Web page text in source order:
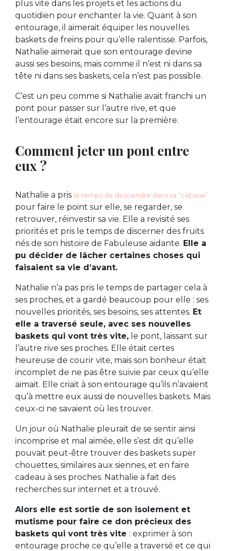
plus vite dans les projets et les actions du
quotidien pour enchanter la vie. Quant à son
entourage, il aimerait équiper les nouvelles
baskets de freins pour qu’elle ralentisse. Parfois,
Nathalie aimerait que son entourage devine
aussi ses besoins, mais comme il n’est ni dans sa
tête ni dans ses baskets, cela n’est pas possible.
C’est un peu comme si Nathalie avait franchi un
pont pour passer sur l’autre rive, et que
l’entourage était encore sur la première.
Comment jeter un pont entre
eux ?
Nathalie a pris le temps de descendre dans sa “cabane”
pour faire le point sur elle, se regarder, se
retrouver, réinvestir sa vie. Elle a revisité ses
priorités et pris le temps de discerner des fruits
nés de son histoire de Fabuleuse aidante. Elle a
pu décider de lâcher certaines choses qui
faisaient sa vie d’avant.
Nathalie n’a pas pris le temps de partager cela à
ses proches, et a gardé beaucoup pour elle : ses
nouvelles priorités, ses besoins, ses attentes. Et
elle a traversé seule, avec ses nouvelles
baskets qui vont très vite, le pont, laissant sur
l’autre rive ses proches. Elle était certes
heureuse de courir vite, mais son bonheur était
incomplet de ne pas être suivie par ceux qu’elle
aimait. Elle criait à son entourage qu’ils n’avaient
qu’à mettre eux aussi de nouvelles baskets. Mais
ceux-ci ne savaient où les trouver.
Un jour où Nathalie pleurait de se sentir ainsi
incomprise et mal aimée, elle s’est dit qu’elle
pouvait peut-être trouver des baskets super
chouettes, similaires aux siennes, et en faire
cadeau à ses proches. Nathalie a fait des
recherches sur internet et a trouvé.
Alors elle est sortie de son isolement et
mutisme pour faire ce don précieux des
baskets qui vont très vite : exprimer à son
entourage proche ce qu’elle a traversé et ce qui